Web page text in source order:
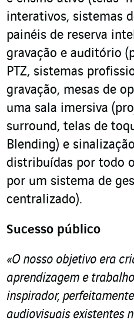
interativos, sistemas
painéis de reserva
gravação e auditório
PTZ, sistemas
gravação, mesas de
uma sala imersiva
surround, telas de
Blending) e
distribuídas por todo
por um sistema de
centralizado).
Sucesso público
«O nosso objetivo era
aprendizagem e
inspirador,
audiovisuais existentes